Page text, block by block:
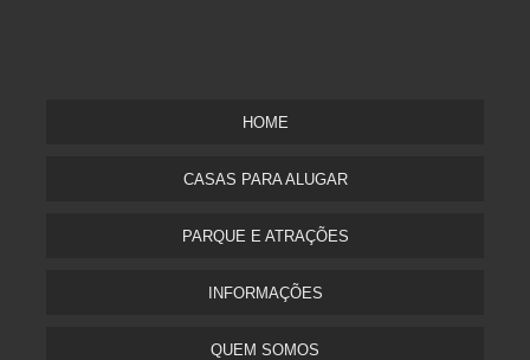
HOME
CASAS PARA ALUGAR
PARQUE E ATRAÇÕES
INFORMAÇÕES
QUEM SOMOS